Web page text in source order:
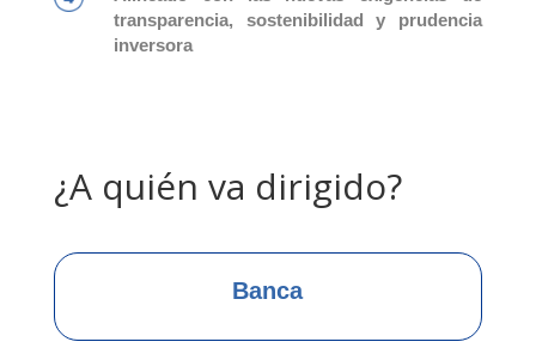
transparencia, sostenibilidad y prudencia
inversora
¿A quién va dirigido?
Banca